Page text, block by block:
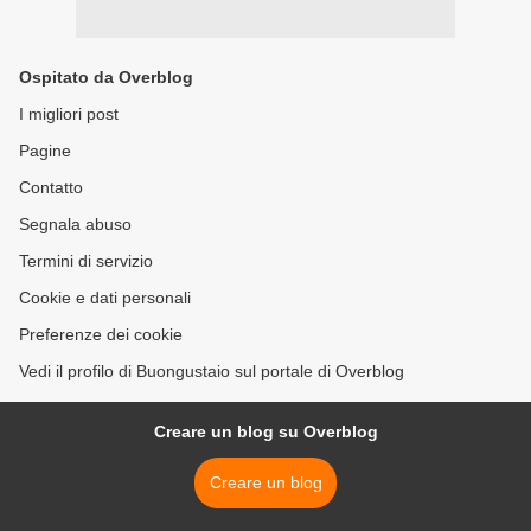
Ospitato da Overblog
I migliori post
Pagine
Contatto
Segnala abuso
Termini di servizio
Cookie e dati personali
Preferenze dei cookie
Vedi il profilo di Buongustaio sul portale di Overblog
Creare un blog su Overblog
Creare un blog